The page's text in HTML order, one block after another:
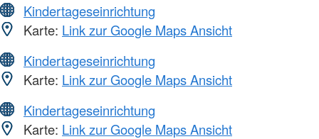
Kindertageseinrichtung
Karte: Link zur Google Maps Ansicht
Kindertageseinrichtung
Karte: Link zur Google Maps Ansicht
Kindertageseinrichtung
Karte: Link zur Google Maps Ansicht